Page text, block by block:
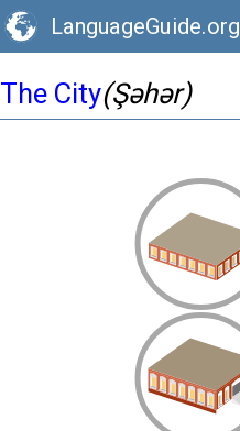
LanguageGuide.org
The City(Şəhər)